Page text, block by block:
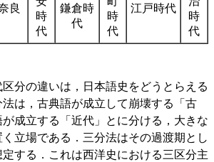
良
時
代
鎌倉時
代
時
代
江戸時代
時
代
分の違いは，日本語史をどうとらえる
は，古典語が成立して崩壊する「古
成立する「近代」とに分ける，大きな
立場である．三分法はその過渡期とし
する．これは西洋史における三区分主